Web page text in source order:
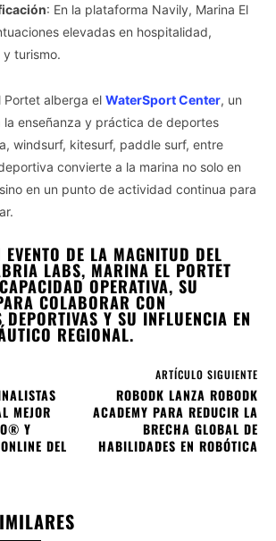
: En la plataforma Navily, Marina El
elevadas en hospitalidad,
y turismo.
Portet alberga el WaterSport Center, un
enseñanza y práctica de deportes
windsurf, kitesurf, paddle surf, entre
convierte a la marina no solo en
en un punto de actividad continua para
DE LA MAGNITUD DEL
LABS, MARINA EL PORTET
OPERATIVA, SU
COLABORAR CON
DEPORTIVAS Y SU INFLUENCIA EN
REGIONAL.
MEJOR
Y
DEL
ARTÍCULO SIGUIENTE
ROBODK LANZA ROBODK
ACADEMY PARA REDUCIR LA
BRECHA GLOBAL DE
HABILIDADES EN ROBÓTICA